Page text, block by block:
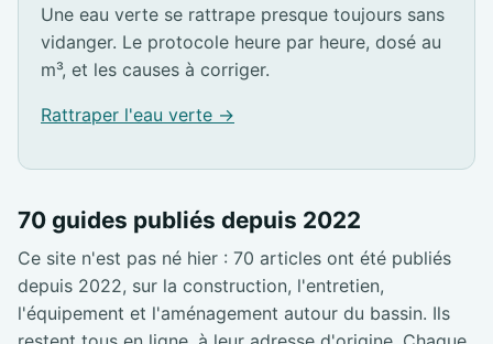
Une eau verte se rattrape presque toujours sans
vidanger. Le protocole heure par heure, dosé au
m³, et les causes à corriger.
Rattraper l'eau verte →
70 guides publiés depuis 2022
Ce site n'est pas né hier : 70 articles ont été publiés
depuis 2022, sur la construction, l'entretien,
l'équipement et l'aménagement autour du bassin. Ils